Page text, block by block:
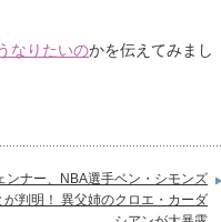
なりたいのかを伝えてみまし
ンナー、NBA選手ベン・シモンズ
が判明！ 異父姉のクロエ・カーダ